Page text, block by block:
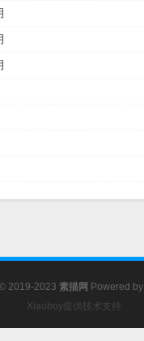
2019-2023 素描网 Powered by
Xiaoboy提供技术支持